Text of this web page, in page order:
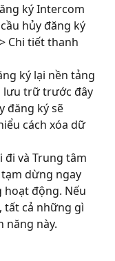
ký Intercom
hủy đăng ký
Chi tiết thanh
ký lại nền tảng
lưu trữ trước đây
đăng ký sẽ
cách xóa dữ
và Trung tâm
dừng ngay
hoạt động. Nếu
tất cả những gì
năng này.